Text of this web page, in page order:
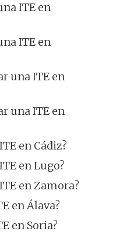
ITE en
ITE en
una ITE en
una ITE en
en Cádiz?
en Lugo?
en Zamora?
en Álava?
en Soria?